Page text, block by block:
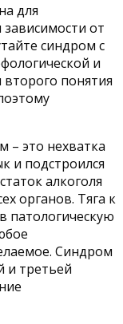
для
от
синдром с
и
понятия
– это нехватка
и подстроился
алкоголя
органов. Тяга к
патологическую
Синдром
и третьей